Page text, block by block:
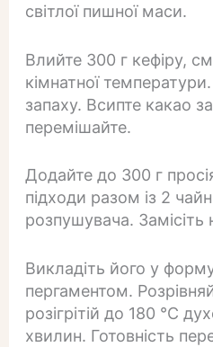
світлої пишної маси.
Влийте 300 г кефіру,
кімнатної
запаху. Всипте какао
перемішайте.
Додайте до 300 г
підходи разом із 2
розпушувача. Замісіть
Викладіть його у
пергаментом.
розігрітій до 180 °C
хвилин. Готовність